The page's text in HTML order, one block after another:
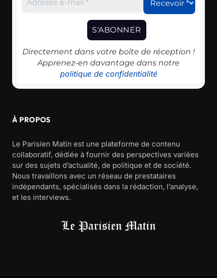
Directement dans votre boîte de réception !
Apprenez-en davantage dans notre
politique de confidentialité
À PROPOS
Le Parisien Matin est une plateforme de contenu
collaboratif, dédiée à fournir des perspectives variées
sur des sujets d’actualité, de politique et de société.
Nous travaillons avec un réseau de prestataires
indépendants, spécialisés dans la rédaction, l’analyse,
et les interviews.